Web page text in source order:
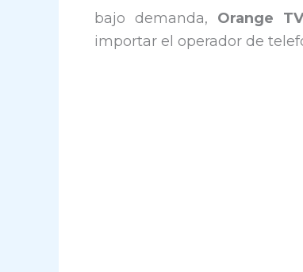
bajo demanda, Orange
importar el operador de